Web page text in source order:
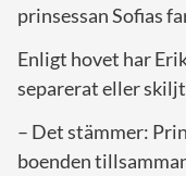
prinsessan Sofias
Enligt hovet har
separerat eller
– Det stämmer:
boenden